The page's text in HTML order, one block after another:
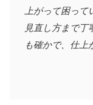
上がって困っ
見直し方まで丁
も確かで、仕上